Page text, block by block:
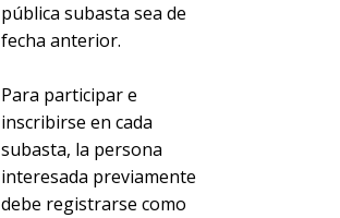
pública subasta sea de
fecha anterior.
Para participar e
inscribirse en cada
subasta, la persona
interesada previamente
debe registrarse como